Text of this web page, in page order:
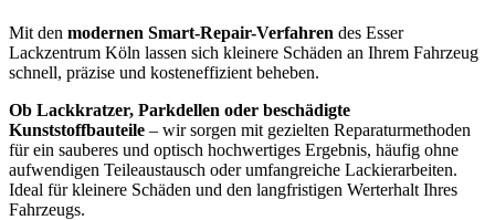
Mit den modernen Smart-Repair-Verfahren des Esser
Lackzentrum Köln lassen sich kleinere Schäden an Ihrem Fahrzeug
schnell, präzise und kosteneffizient beheben.
Ob Lackkratzer, Parkdellen oder beschädigte
Kunststoffbauteile – wir sorgen mit gezielten Reparaturmethoden
für ein sauberes und optisch hochwertiges Ergebnis, häufig ohne
aufwendigen Teileaustausch oder umfangreiche Lackierarbeiten.
Ideal für kleinere Schäden und den langfristigen Werterhalt Ihres
Fahrzeugs.